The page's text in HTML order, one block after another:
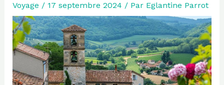
Voyage / 17 septembre 2024 / Par Eglantine Parrot